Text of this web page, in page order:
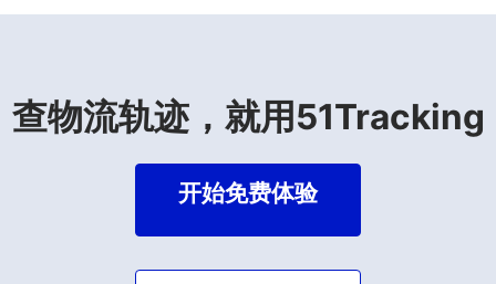
查物流轨迹，就用51Tracking
开始免费体验